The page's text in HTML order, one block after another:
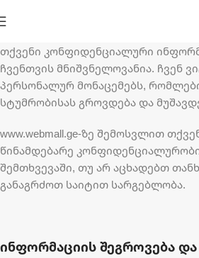
თქვენი კონფიდენციალური
ჩვენთვის მნიშვნელოვანია. ჩვენ
პერსონალურ მონაცემებს,
სტუმრობისას გროვდება და
www.webmall.ge-ზე შემოსვლით
წინამდებარე
შემთხვევაში, თუ არ აცხადებთ
განაგრძოთ საიტით სარგებლობა.
ინფორმაციის შეგროვება და